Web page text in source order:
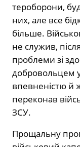
тероборони,
них, але все
більше.
не служив,
проблеми зі
добровольцем
впевненістю й
переконав
ЗСУ.
Прощальну